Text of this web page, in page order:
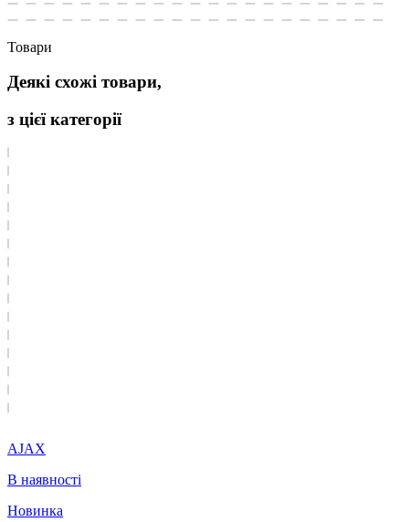
Товари
Деякі схожі товари,
з цієї категорії
AJAX
В наявності
Новинка